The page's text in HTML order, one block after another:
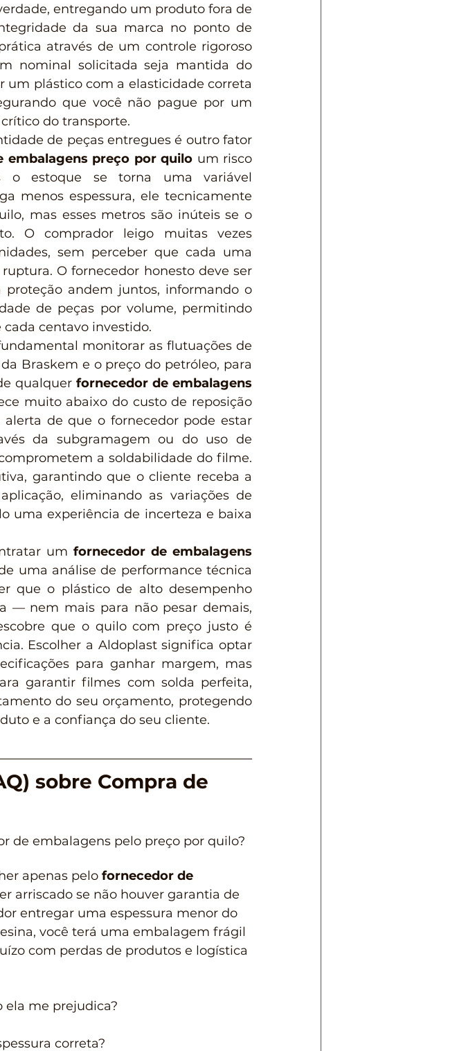
entregando um produto fora de
da sua marca no ponto de
através de um controle rigoroso
nominal solicitada seja mantida do
um plástico com a elasticidade correta
que você não pague por um
do transporte.
embalagens preço por quilo um risco
o estoque se torna uma variável
menos espessura, ele tecnicamente
mas esses metros são inúteis se o
O comprador leigo muitas vezes
sem perceber que cada uma
O fornecedor honesto deve ser
andem juntos, informando o
de peças por volume, permitindo
centavo investido.
Braskem e o preço do petróleo, para
qualquer fornecedor de embalagens
muito abaixo do custo de reposição
de que o fornecedor pode estar
da subgramagem ou do uso de
a soldabilidade do filme.
garantindo que o cliente receba a
eliminando as variações de
uma experiência de incerteza e baixa
um
fornecedor de embalagens
uma análise de performance técnica
que o plástico de alto desempenho
— nem mais para não pesar demais,
que o quilo com preço justo é
Escolher a Aldoplast significa optar
para ganhar margem, mas
garantir filmes com solda perfeita,
do seu orçamento, protegendo
e a confiança do seu cliente.
sobre Compra de
de embalagens pelo preço por quilo?
apenas pelo fornecedor de
arriscado se não houver garantia de
entregar uma espessura menor do
você terá uma embalagem frágil
com perdas de produtos e logística
ela me prejudica?
correta?